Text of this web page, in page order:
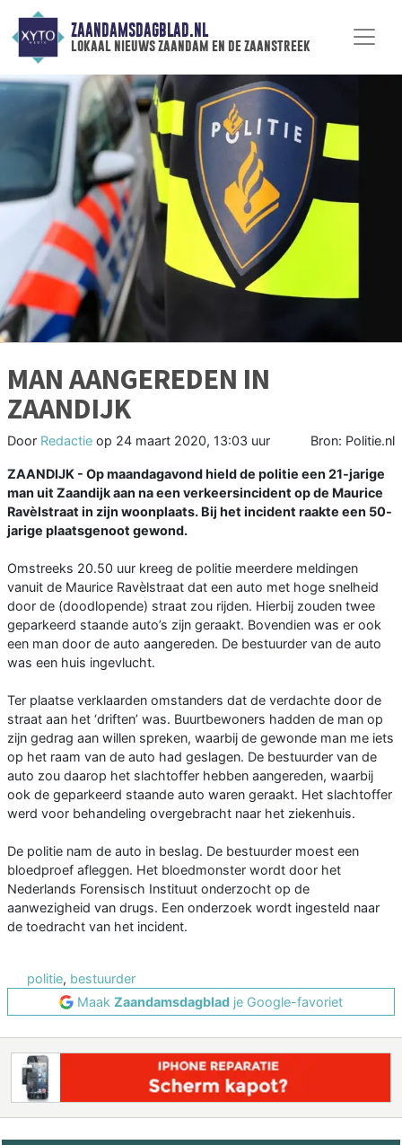
ZAANDAMSDAGBLAD.NL
lokaal nieuws zaandam en de zaanstreek
MAN AANGEREDEN IN
ZAANDIJK
Door Redactie op 24 maart 2020, 13:03 uur Bron: Politie.nl
ZAANDIJK - Op maandagavond hield de politie een 21-jarige
man uit Zaandijk aan na een verkeersincident op de Maurice
Ravèlstraat in zijn woonplaats. Bij het incident raakte een 50-
jarige plaatsgenoot gewond.
Omstreeks 20.50 uur kreeg de politie meerdere meldingen
vanuit de Maurice Ravèlstraat dat een auto met hoge snelheid
door de (doodlopende) straat zou rijden. Hierbij zouden twee
geparkeerd staande auto’s zijn geraakt. Bovendien was er ook
een man door de auto aangereden. De bestuurder van de auto
was een huis ingevlucht.
Ter plaatse verklaarden omstanders dat de verdachte door de
straat aan het ‘driften’ was. Buurtbewoners hadden de man op
zijn gedrag aan willen spreken, waarbij de gewonde man me iets
op het raam van de auto had geslagen. De bestuurder van de
auto zou daarop het slachtoffer hebben aangereden, waarbij
ook de geparkeerd staande auto waren geraakt. Het slachtoffer
werd voor behandeling overgebracht naar het ziekenhuis.
De politie nam de auto in beslag. De bestuurder moest een
bloedproef afleggen. Het bloedmonster wordt door het
Nederlands Forensisch Instituut onderzocht op de
aanwezigheid van drugs. Een onderzoek wordt ingesteld naar
de toedracht van het incident.
politie, bestuurder
Maak Zaandamsdagblad je Google-favoriet